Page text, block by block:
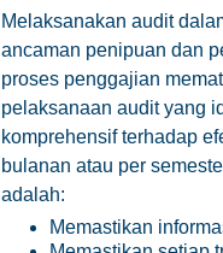
Melaksanakan audit
ancaman penipuan dan
proses penggajian
pelaksanaan audit yang
komprehensif terhadap
bulanan atau per
adalah:
Memastikan